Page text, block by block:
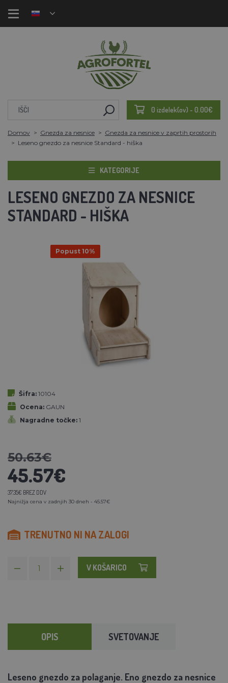
0 izdelek(ov) - 0.00€
Domov Gnezda za nesnice
Gnezda za nesnice v zaprtih prostorih
Leseno gnezdo za nesnice Standard - hiška
KATEGORIJE
LESENO GNEZDO ZA NESNICE
STANDARD - HIŠKA
Popust 10%
Šifra: 10104
Ocena: GAUN
Nagradne točke: 1
50.63€
45.57€
37.35€ BREZ DDV
Najnižja cena v zadnjih 30 dneh - 45.57€
TRENUTNO NI NA ZALOGI
V KOŠARICO
OPIS SVETOVANJE
Leseno gnezdo za polaganje. Eno gnezdo za nesnice